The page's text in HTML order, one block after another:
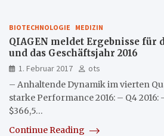
BIOTECHNOLOGIE MEDIZIN
QIAGEN meldet Ergebnisse für
und das Geschäftsjahr 2016
1. Februar 2017
ots
– Anhaltende Dynamik im vierten
starke Performance 2016: – Q4
$366,5…
Continue Reading